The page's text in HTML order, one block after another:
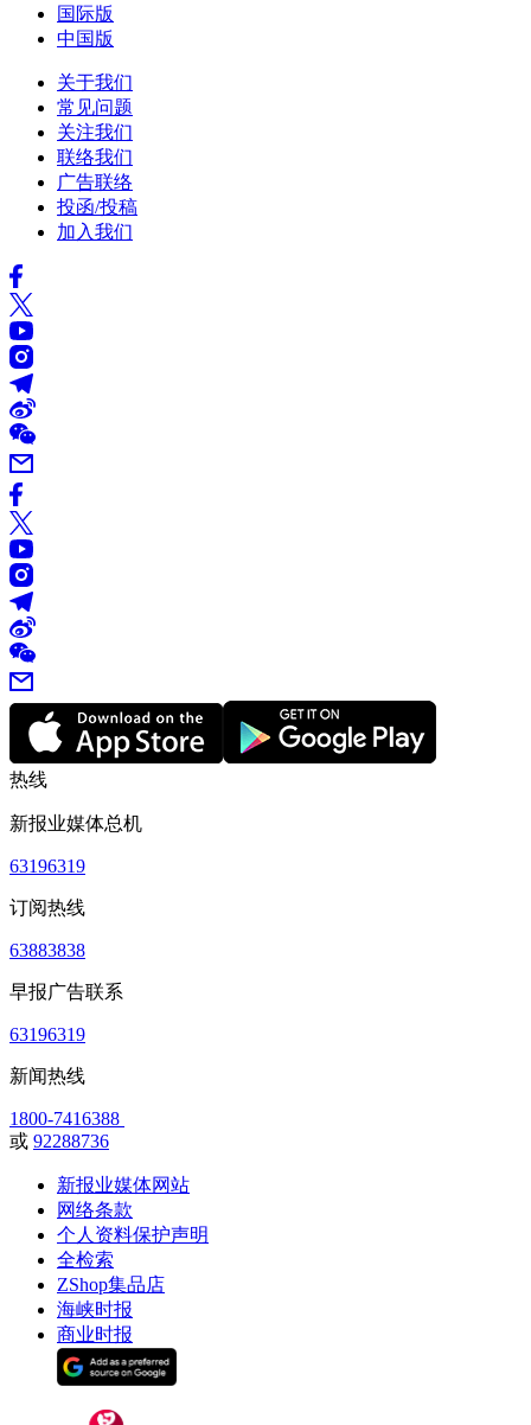
国际版
中国版
关于我们
常见问题
关注我们
联络我们
广告联络
投函/投稿
加入我们
热线
新报业媒体总机
63196319
订阅热线
63883838
早报广告联系
63196319
新闻热线
1800-7416388
或 92288736
新报业媒体网站
网络条款
个人资料保护声明
全检索
ZShop集品店
海峡时报
商业时报